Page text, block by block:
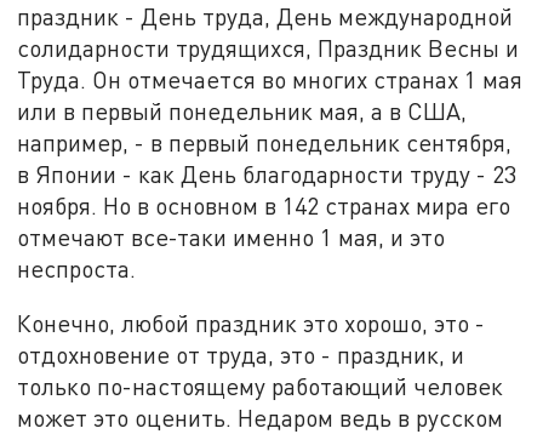
праздник - День труда, День международной
солидарности трудящихся, Праздник Весны и
Труда. Он отмечается во многих странах 1 мая
или в первый понедельник мая, а в США,
например, - в первый понедельник сентября,
в Японии - как День благодарности труду - 23
ноября. Но в основном в 142 странах мира его
отмечают все-таки именно 1 мая, и это
неспроста.
Конечно, любой праздник это хорошо, это -
отдохновение от труда, это - праздник, и
только по-настоящему работающий человек
может это оценить. Недаром ведь в русском